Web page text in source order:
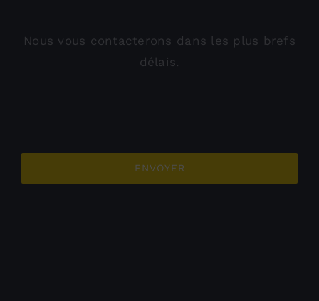
Nous vous contacterons dans les plus brefs
délais.
ENVOYER